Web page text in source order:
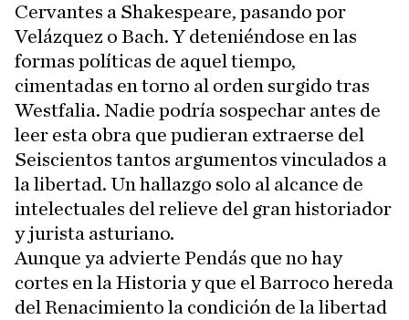
Cervantes a Shakespeare, pasando por
Velázquez o Bach. Y deteniéndose en las
formas políticas de aquel tiempo,
cimentadas en torno al orden surgido tras
Westfalia. Nadie podría sospechar antes de
leer esta obra que pudieran extraerse del
Seiscientos tantos argumentos vinculados a
la libertad. Un hallazgo solo al alcance de
intelectuales del relieve del gran historiador
y jurista asturiano.
Aunque ya advierte Pendás que no hay
cortes en la Historia y que el Barroco hereda
del Renacimiento la condición de la libertad